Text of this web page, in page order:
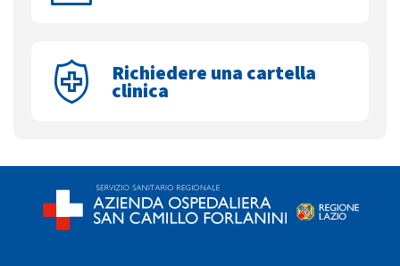
Richiedere una cartella
clinica